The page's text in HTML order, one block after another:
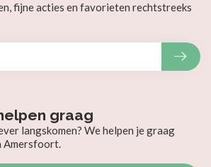
graag
langskomen? We helpen je graag
Amersfoort.
fijne acties en favorieten rechtstreeks